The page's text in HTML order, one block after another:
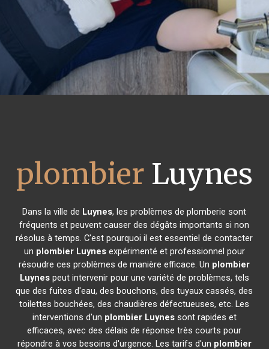
plombier Luynes
Dans la ville de Luynes, les problèmes de plomberie sont
fréquents et peuvent causer des dégâts importants si non
résolus à temps. C'est pourquoi il est essentiel de contacter
un plombier Luynesexpérimenté et professionnel pour
résoudre ces problèmes de manière efficace. Un plombier
Luynespeut intervenir pour une variété de problèmes, tels
que des fuites d'eau, des bouchons, des tuyaux cassés, des
toilettes bouchées, des chaudières défectueuses, etc. Les
interventions d'un plombier Luynessont rapides et
efficaces, avec des délais de réponse très courts pour
répondre à vos besoins d'urgence. Les tarifs d'un plombier